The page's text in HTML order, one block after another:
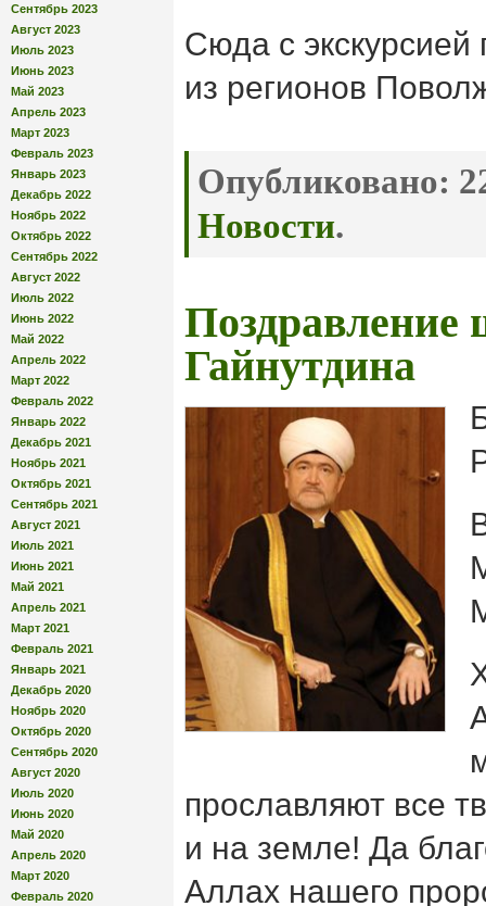
Сентябрь 2023
Август 2023
Июль 2023
Июнь 2023
Май 2023
Апрель 2023
Март 2023
Февраль 2023
Январь 2023
Декабрь 2022
Ноябрь 2022
Октябрь 2022
Сентябрь 2022
Август 2022
Июль 2022
Июнь 2022
Май 2022
Апрель 2022
Март 2022
Февраль 2022
Январь 2022
Декабрь 2021
Ноябрь 2021
Октябрь 2021
Сентябрь 2021
Август 2021
Июль 2021
Июнь 2021
Май 2021
Апрель 2021
Март 2021
Февраль 2021
Январь 2021
Декабрь 2020
Ноябрь 2020
Октябрь 2020
Сентябрь 2020
Август 2020
Июль 2020
Июнь 2020
Май 2020
Апрель 2020
Март 2020
Февраль 2020
Сюда с
из регионов
Опубликовано:
Новости.
Поздравление
Гайнутдина
прославляют все
и на земле! Да
Аллах нашего